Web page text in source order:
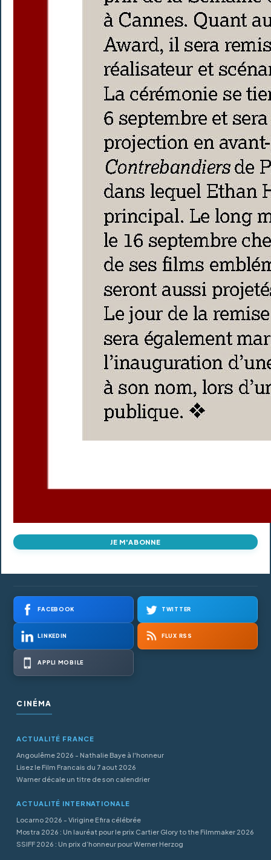
JE M'ABONNE
FACEBOOK TWITTER
LINKEDIN FLUX RSS
APPLI MOBILE
CINÉMA
ACTUALITÉ FRANCE
Angoulême 2026 - Nathalie Baye à l'honneur
Lisez le Film Francais du 7 aout 2026
Warner décale un titre de son calendrier
ACTUALITÉ INTERNATIONALE
Locarno 2026 - Virigine Efira célébrée
Mostra 2026 : Un lauréat pour le prix Cartier Glory to the Filmmaker 2026
SSIFF 2026 : Un prix d’honneur pour Werner Herzog